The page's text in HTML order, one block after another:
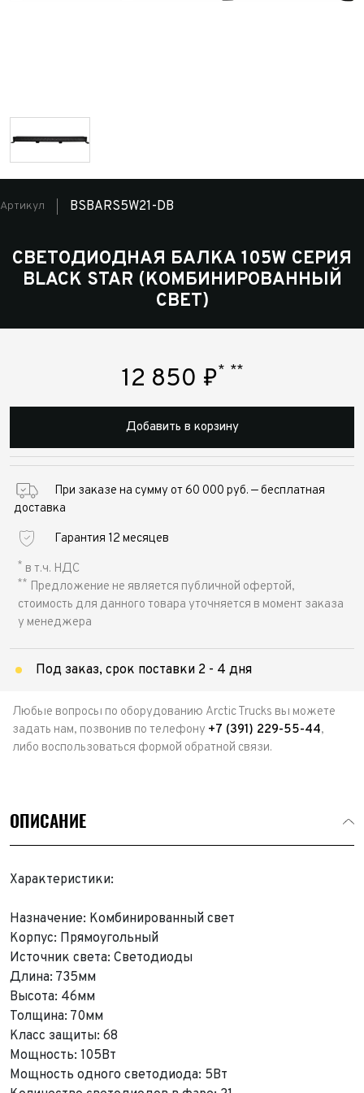
Артикул BSBARS5W21-DB
СВЕТОДИОДНАЯ БАЛКА 105W СЕРИЯ
BLACK STAR (КОМБИНИРОВАННЫЙ
СВЕТ)
12 850 ₽* **
Добавить в корзину
При заказе на сумму от 60 000 руб. — бесплатная
доставка
Гарантия 12 месяцев
* в т.ч. НДС
** Предложение не является публичной офертой,
стоимость для данного товара уточняется в момент заказа
у менеджера
Под заказ, срок поставки 2 - 4 дня
Любые вопросы по оборудованию Arctic Trucks вы можете
задать нам, позвонив по телефону +7 (391) 229-55-44,
либо воспользоваться формой обратной связи.
ОПИСАНИЕ
Характеристики:
Назначение: Комбинированный свет
Корпус: Прямоугольный
Источник света: Светодиоды
Длина: 735мм
Высота: 46мм
Толщина: 70мм
Класс защиты: 68
Мощность: 105Вт
Мощность одного светодиода: 5Вт